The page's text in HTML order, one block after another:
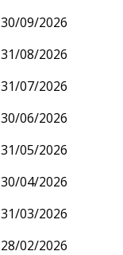
30/09/2026
31/08/2026
31/07/2026
30/06/2026
31/05/2026
30/04/2026
31/03/2026
28/02/2026